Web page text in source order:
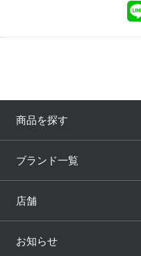
商品を探す
アイテム
トピックス
ブランド一覧
WACOAL
店舗
店舗を探す
お知らせ